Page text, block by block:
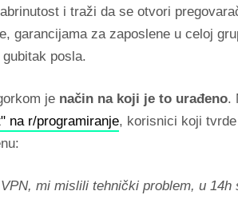
i traži da se otvori
garancijama za zaposlene u celoj
posla.
je način na koji je to urađeno.
na r/programiranje, korisnici koji
mi mislili tehnički problem, u